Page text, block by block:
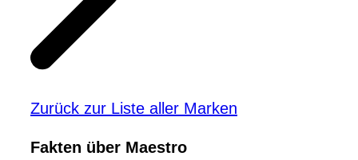
Zurück zur Liste aller Marken
Fakten über Maestro